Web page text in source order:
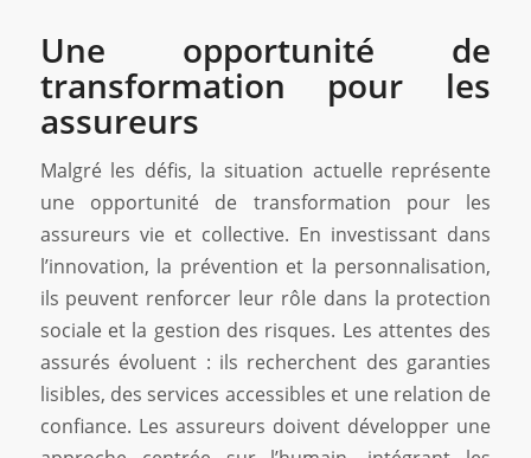
Une opportunité de
transformation pour les
assureurs
Malgré les défis, la situation actuelle représente
une opportunité de transformation pour les
assureurs vie et collective. En investissant dans
l’innovation, la prévention et la personnalisation,
ils peuvent renforcer leur rôle dans la protection
sociale et la gestion des risques. Les attentes des
assurés évoluent : ils recherchent des garanties
lisibles, des services accessibles et une relation de
confiance. Les assureurs doivent développer une